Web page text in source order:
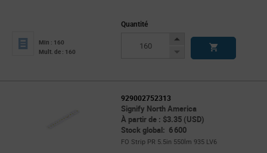
Min : 160
Mult. de : 160
Quantité
Increase
Decrease
929002752313
Signify North America
À partir de : $3.35 (USD)
Stock global: 6 600
FO Strip PR 5.5in 550lm 935 LV6